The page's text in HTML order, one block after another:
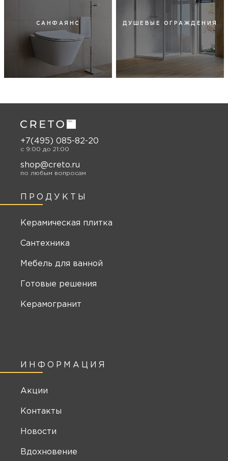
САНФАЯНС ДУШЕВЫЕ ОГРАЖДЕНИЯ
ИНФОРМАЦИЯ
Акции
Контакты
Новости
Вдохновение
ПРОДУКТЫ
Керамическая плитка
Сантехника
Мебель для ванной
Готовые решения
Керамогранит
+7(495) 085-82-20
c 9:00 до 21:00
shop@creto.ru
по любым вопросам